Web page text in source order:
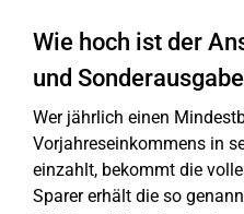
Wie hoch ist der
und
Wer jährlich einen
Vorjahreseinkommens in
einzahlt, bekommt die
Sparer erhält die so